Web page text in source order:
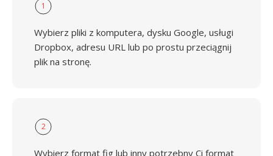
1
Wybierz pliki z komputera, dysku Google, usługi
Dropbox, adresu URL lub po prostu przeciągnij
plik na stronę.
2
Wybierz format fig lub inny potrzebny Ci format